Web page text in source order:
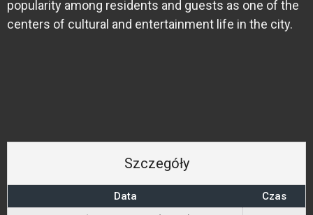
popularity among residents and guests as one of the
centers of cultural and entertainment life in the city.
Szczegóły
Data
Czas